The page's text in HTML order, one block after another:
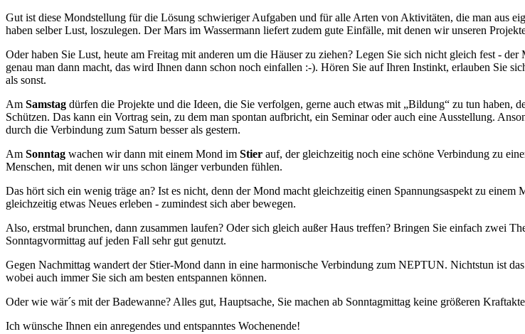
Gut ist diese Mondstellung für die Lösung schwieriger Aufgaben und für alle Arten von Aktivitäten, die man aus
haben selber Lust, loszulegen. Der Mars im Wassermann liefert zudem gute Einfälle, mit denen wir unseren
Oder haben Sie Lust, heute am Freitag mit anderen um die Häuser zu ziehen? Legen Sie sich nicht gleich fest -
genau man dann macht, das wird Ihnen dann schon noch einfallen :-). Hören Sie auf Ihren Instinkt, erlauben Sie
als sonst.
Am Samstag dürfen die Projekte und die Ideen, die Sie verfolgen, gerne auch etwas mit „Bildung“ zu tun
Schützen. Das kann ein Vortrag sein, zu dem man spontan aufbricht, ein Seminar oder auch eine Ausstellung.
durch die Verbindung zum Saturn besser als gestern.
Am Sonntag wachen wir dann mit einem Mond im Stier auf, der gleichzeitig noch eine schöne Verbindung zu
Menschen, mit denen wir uns schon länger verbunden fühlen.
Das hört sich ein wenig träge an? Ist es nicht, denn der Mond macht gleichzeitig einen Spannungsaspekt zu
gleichzeitig etwas Neues erleben - zumindest sich aber bewegen.
Also, erstmal brunchen, dann zusammen laufen? Oder sich gleich außer Haus treffen? Bringen Sie einfach zwei
Sonntagvormittag auf jeden Fall sehr gut genutzt.
Gegen Nachmittag wandert der Stier-Mond dann in eine harmonische Verbindung zum NEPTUN. Nichtstun ist
wobei auch immer Sie sich am besten entspannen können.
Oder wie wär´s mit der Badewanne? Alles gut, Hauptsache, Sie machen ab Sonntagmittag keine größeren
Ich wünsche Ihnen ein anregendes und entspanntes Wochenende!